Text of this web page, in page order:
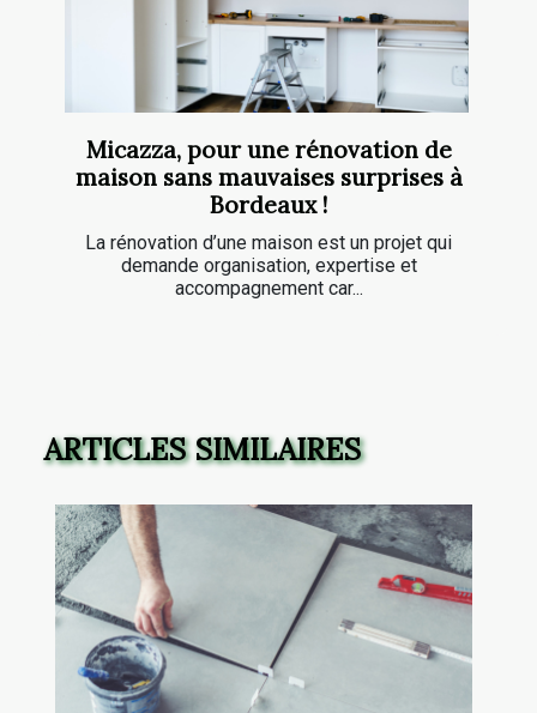
Micazza, pour une rénovation de
maison sans mauvaises surprises à
Bordeaux !
La rénovation d’une maison est un projet qui
demande organisation, expertise et
accompagnement car...
ARTICLES SIMILAIRES